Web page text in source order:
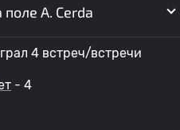
A. Cerda
4 встреч/встречи
- 4